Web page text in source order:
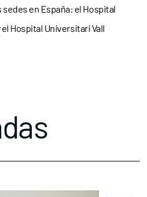
en España: el Hospital
Hospital Universitari Vall